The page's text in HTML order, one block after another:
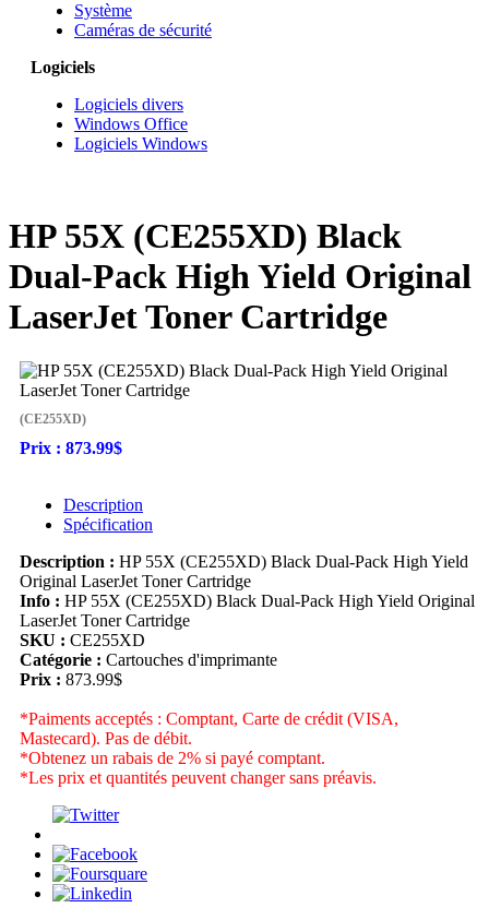
Système
Caméras de sécurité
Logiciels
Logiciels divers
Windows Office
Logiciels Windows
HP 55X (CE255XD) Black
Dual-Pack High Yield Original
LaserJet Toner Cartridge
(CE255XD)
Prix : 873.99$
Description
Spécification
Description : HP 55X (CE255XD) Black Dual-Pack High Yield
Original LaserJet Toner Cartridge
Info : HP 55X (CE255XD) Black Dual-Pack High Yield Original
LaserJet Toner Cartridge
SKU : CE255XD
Catégorie : Cartouches d'imprimante
Prix : 873.99$
*Paiments acceptés : Comptant, Carte de crédit (VISA,
Mastecard). Pas de débit.
*Obtenez un rabais de 2% si payé comptant.
*Les prix et quantités peuvent changer sans préavis.